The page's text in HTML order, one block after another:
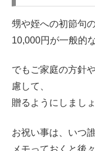
甥や姪への初節句
10,000円が一般的
でもご家庭の方針
慮して、
贈るようにしましょ
お祝い事は、いつ
メモっておくと後